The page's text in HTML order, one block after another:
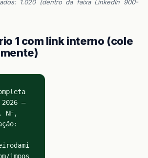
1.020 (dentro da faixa LinkedIn 900-
1 com link interno (cole